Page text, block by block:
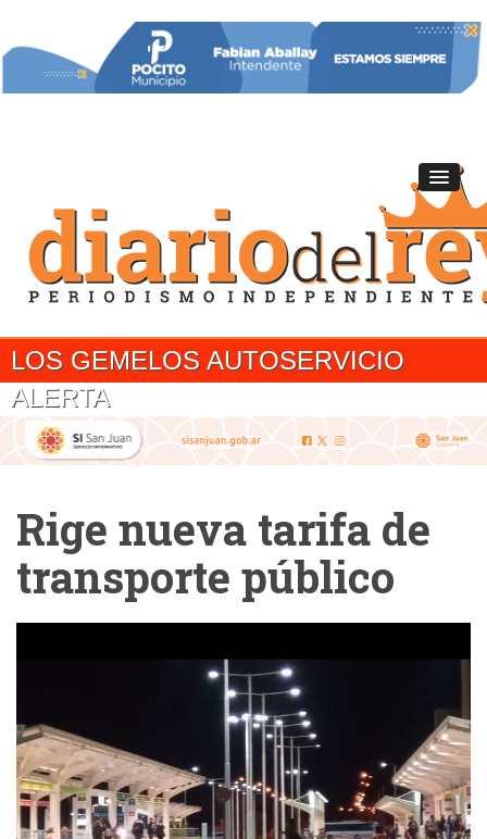
LOS GEMELOS AUTOSERVICIO
ALERTA
Rige nueva tarifa de
transporte público